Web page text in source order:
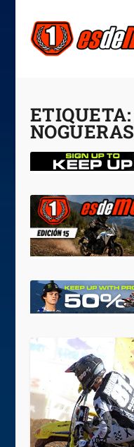
ETIQUETA:
NOGUERAS